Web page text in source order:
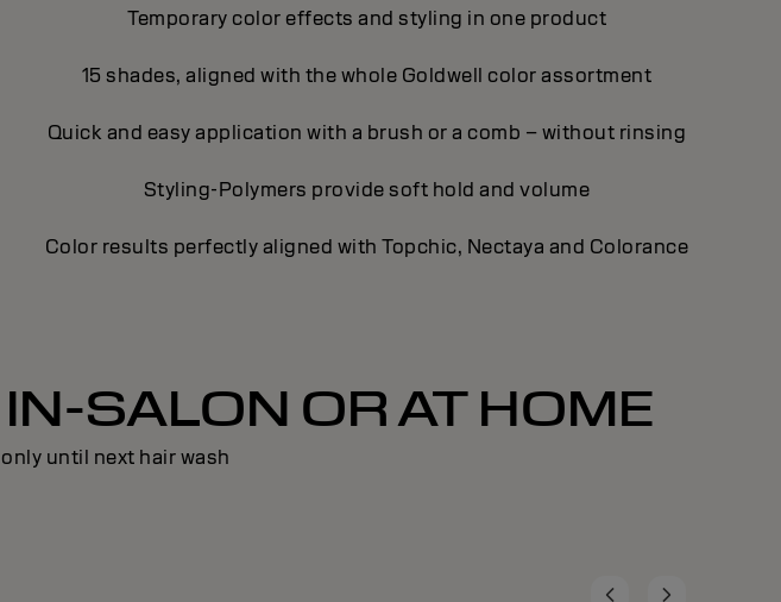
Temporary color effects and styling in one product
15 shades, aligned with the whole Goldwell color assortment
Quick and easy application with a brush or a comb – without rinsing
Styling-Polymers provide soft hold and volume
Color results perfectly aligned with Topchic, Nectaya and Colorance
SALON OR AT HOME
until next hair wash